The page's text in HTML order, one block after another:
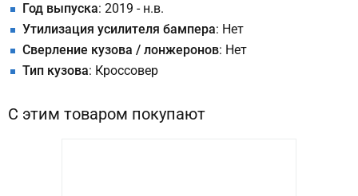
Год выпуска: 2019 - н.в.
Утилизация усилителя бампера: Нет
Сверление кузова / лонжеронов: Нет
Тип кузова: Кроссовер
С этим товаром покупают